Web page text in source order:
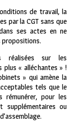
de travail, la
par la CGT sans que
ses actes en ne
propositions.
réalisées sur les
plus « alléchantes » !
» qui amène la
tels que le
rémunérer, pour les
supplémentaires ou